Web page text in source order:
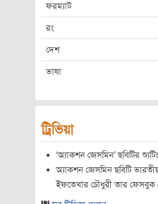
ফরম্যাট
রং
দেশ
ভাষা
ট্রিভিয়া
‘অ্যাকশন জেসমিন’ ছবিটির
অ্যাকশন জেসমিন ছবিটি
ইফতেখার চৌধুরী তার ফেসবুক